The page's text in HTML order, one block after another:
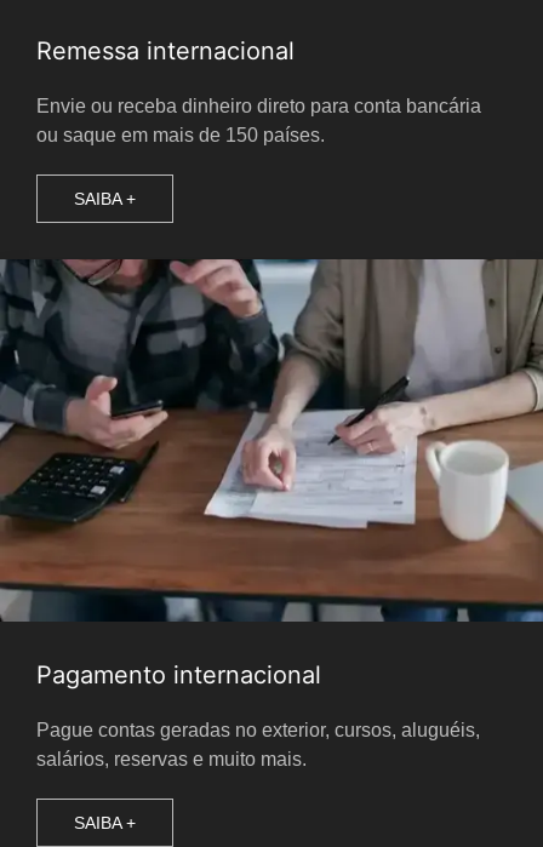
Remessa internacional
Envie ou receba dinheiro direto para conta bancária
ou saque em mais de 150 países.
SAIBA +
Pagamento internacional
Pague contas geradas no exterior, cursos, aluguéis,
salários, reservas e muito mais.
SAIBA +